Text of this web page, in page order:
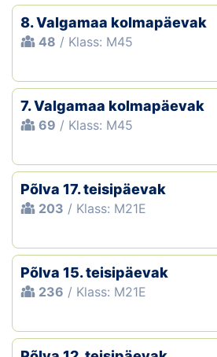
8. Valgamaa kolmapäevak
48 / Klass: M45
7. Valgamaa kolmapäevak
69 / Klass: M45
Põlva 17. teisipäevak
203 / Klass: M21E
Põlva 15. teisipäevak
236 / Klass: M21E